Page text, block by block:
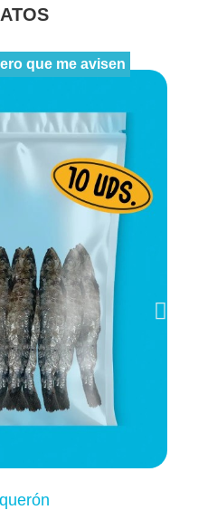
que me avisen